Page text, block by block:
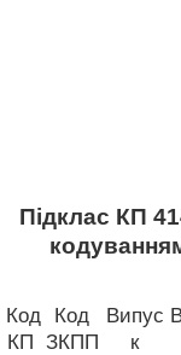
Підклас КП
Код
КП
Код
ЗКПП
Випус
к